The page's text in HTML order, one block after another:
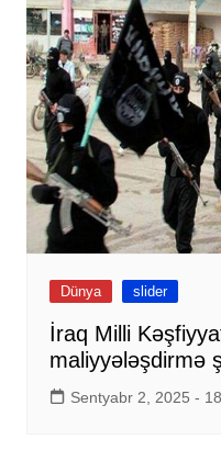
Dünya slider
İraq Milli
maliyyələşdirmə
Sentyabr 2, 2025 -